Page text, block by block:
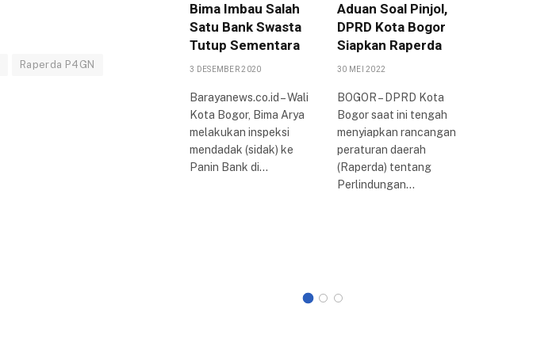
Raperda P4GN
Pelayanan dan
Bima Imbau Salah
Satu Bank Swasta
Tutup Sementara
3 DESEMBER 2020
Barayanews.co.id – Wali
Kota Bogor, Bima Arya
melakukan inspeksi
mendadak (sidak) ke
Panin Bank di…
Aduan Soal Pinjol,
DPRD Kota Bogor
Siapkan Raperda
30 MEI 2022
BOGOR – DPRD Kota
Bogor saat ini tengah
menyiapkan rancangan
peraturan daerah
(Raperda) tentang
Perlindungan…